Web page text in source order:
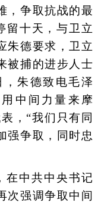
，争取抗战的最
留十天，与卫立
朱德要求，卫立
被捕的进步人士
朱德致电毛泽
中间力量来摩
，“我们只有同
强争取，同时忠
中共中央书记
次强调争取中间